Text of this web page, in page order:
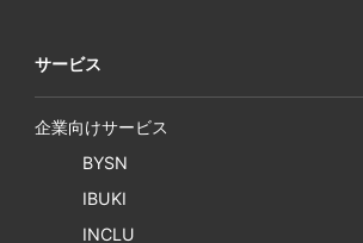
サービス
企業向けサービス
BYSN
IBUKI
INCLU